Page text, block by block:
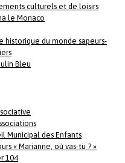
culturels et de loisirs
le Monaco
historique du monde sapeurs-
Bleu
Municipal des Enfants
« Marianne, où vas-tu ? »
104